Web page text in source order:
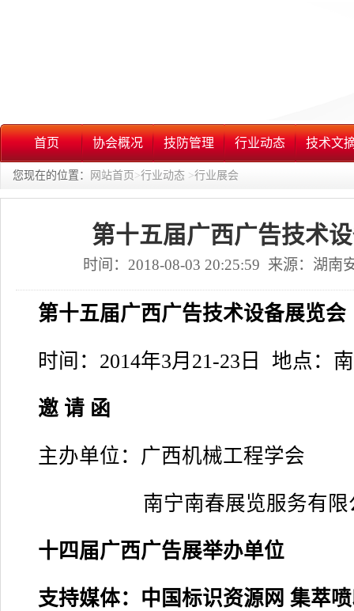
首页 协会概况 技防管理 行业动态 技术文
您现在的位置： 网站首页 >行业动态 >行业展会
第十五届广西广告技术
时间：2018-08-03 20:25:59 来源：湖南
第十五届广西广告技术设备展览会
时间：2014年3月21-23日 地点：
邀 请 函
主办单位：广西机械工程学会
南宁南春展览服务有限
十四届广西广告展举办单位
支持媒体：中国标识资源网 集萃